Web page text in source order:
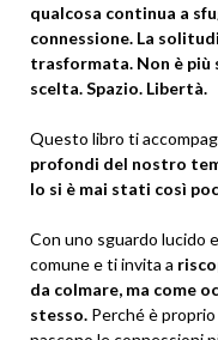
qualcosa continua a
connessione. La
trasformata. Non è più
scelta. Spazio. Libertà.
Questo libro ti
profondi del nostro
lo si è mai stati così
Con uno sguardo lucido
comune e ti invita a
da colmare, ma come
stesso. Perché è